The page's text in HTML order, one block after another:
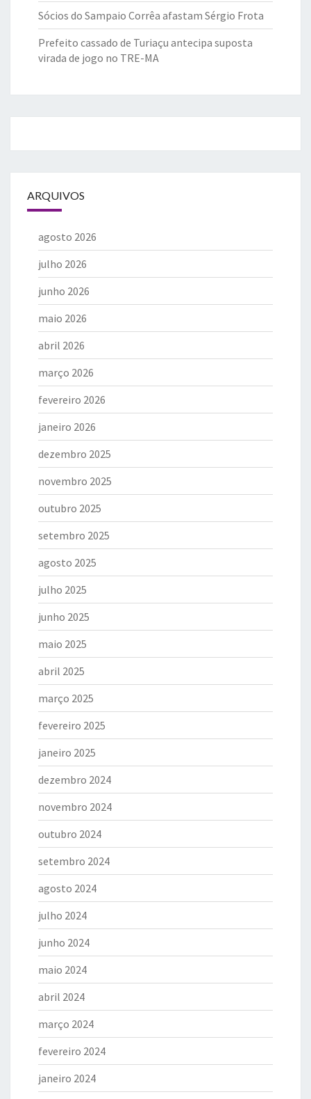
Sócios do Sampaio Corrêa afastam Sérgio Frota
Prefeito cassado de Turiaçu antecipa suposta
virada de jogo no TRE-MA
ARQUIVOS
agosto 2026
julho 2026
junho 2026
maio 2026
abril 2026
março 2026
fevereiro 2026
janeiro 2026
dezembro 2025
novembro 2025
outubro 2025
setembro 2025
agosto 2025
julho 2025
junho 2025
maio 2025
abril 2025
março 2025
fevereiro 2025
janeiro 2025
dezembro 2024
novembro 2024
outubro 2024
setembro 2024
agosto 2024
julho 2024
junho 2024
maio 2024
abril 2024
março 2024
fevereiro 2024
janeiro 2024